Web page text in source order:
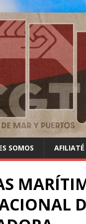
SOMOS AFILIATÉ